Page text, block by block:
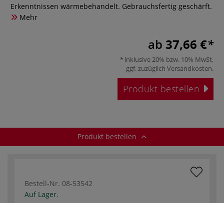
Erkenntnissen wärmebehandelt. Gebrauchsfertig geschärft.
Mehr
ab 37,66 €
inklusive 20% bzw. 10% MwSt,
ggf. zuzüglich Versandkosten.
Produkt bestellen
Produkt bestellen
Bestell-Nr. 08-53542
Auf Lager.